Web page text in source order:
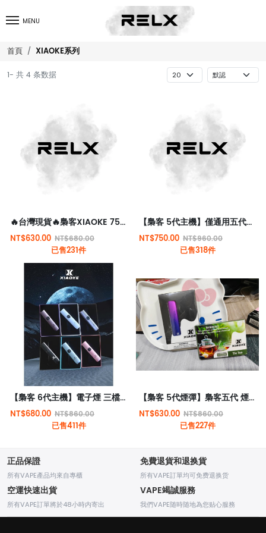
MENU
首頁 XIAOKE系列
1- 共 4 条数据
🔥台灣現貨🔥梟客XIAOKE 7500口大容量一次性拋棄式電子煙
NT$630.00 NT$680.00
已售231件
【梟客 5代主機】僅通用五代煙彈 | 台灣現貨
NT$750.00 NT$960.00
已售318件
【梟客 6代主機】電子煙 三檔可調節 | 可通用五代六代煙彈 | 智能兒童鎖 | 台灣現貨
NT$680.00 NT$860.00
已售411件
【梟客 5代煙彈】梟客五代 煙彈L通用悅刻Relx 6代 ILIA五代 市場所有五代六代
NT$630.00 NT$860.00
已售227件
正品保證
所有VAPE產品均來自專櫃
免費退貨和退换貨
所有VAPE訂單均可免费退换货
空運快速出貨
所有VAPE訂單將於48小時内寄出
VAPE竭誠服務
我們VAPE随時随地為您贴心服務